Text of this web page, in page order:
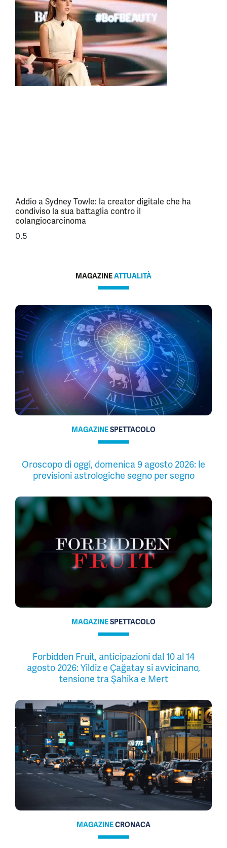
Addio a Sydney Towle: la creator digitale che ha
condiviso la sua battaglia contro il
colangiocarcinoma
MAGAZINEATTUALITÀ
MAGAZINESPETTACOLO
Oroscopo di oggi, domenica 9 agosto 2026: le
previsioni astrologiche segno per segno
MAGAZINESPETTACOLO
Forbidden Fruit, anticipazioni dal 10 al 14
agosto 2026: Yildiz e Çağatay si avvicinano,
tensione tra Şahika e Mert
MAGAZINECRONACA